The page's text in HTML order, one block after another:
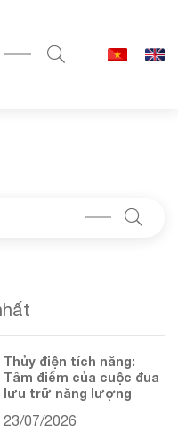
Thủy điện tích năng:
Tâm điểm của cuộc đua
lưu trữ năng lượng
23/07/2026